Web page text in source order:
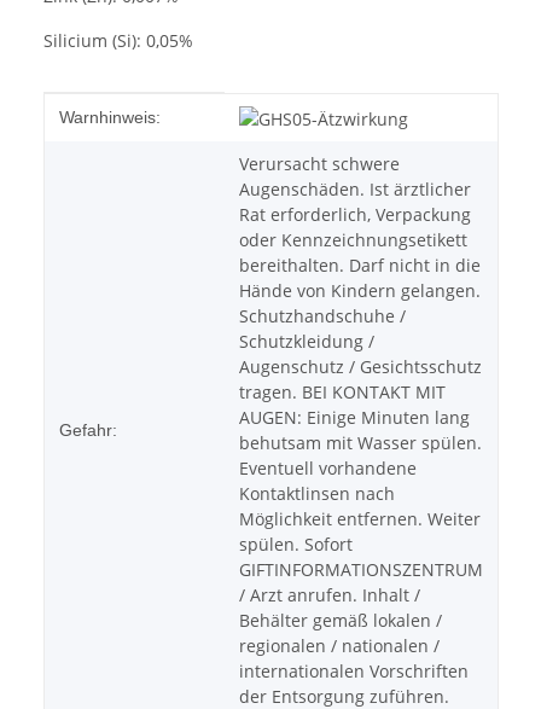
Silicium (Si): 0,05%
Produkteigenschaft
Wert
Warnhinweis:
Gefahr:
Verursacht schwere
Augenschäden. Ist ärztlicher
Rat erforderlich, Verpackung
oder Kennzeichnungsetikett
bereithalten. Darf nicht in die
Hände von Kindern gelangen.
Schutzhandschuhe /
Schutzkleidung /
Augenschutz / Gesichtsschutz
tragen. BEI KONTAKT MIT
AUGEN: Einige Minuten lang
behutsam mit Wasser spülen.
Eventuell vorhandene
Kontaktlinsen nach
Möglichkeit entfernen. Weiter
spülen. Sofort
GIFTINFORMATIONSZENTRUM
/ Arzt anrufen. Inhalt /
Behälter gemäß lokalen /
regionalen / nationalen /
internationalen Vorschriften
der Entsorgung zuführen.